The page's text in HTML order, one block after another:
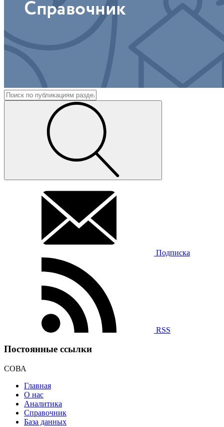
Подписка
RSS
Постоянные ссылки
СОВА
Главная
О нас
Аналитика
Справочник
База данных